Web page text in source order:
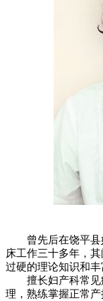
曾先后在饶平县
床工作三十多年，
过硬的理论知识和丰
擅长妇产科常见
理，熟练掌握正常